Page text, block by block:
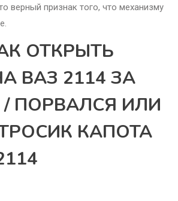
верный признак того, что механизму
ОТКРЫТЬ
ВАЗ 2114 ЗА
ПОРВАЛСЯ ИЛИ
КАПОТА